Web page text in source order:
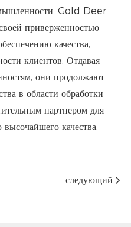
Gold Deer
приверженностью
качества,
клиентов. Отдавая
они продолжают
в области обработки
партнером для
качества.
следующий